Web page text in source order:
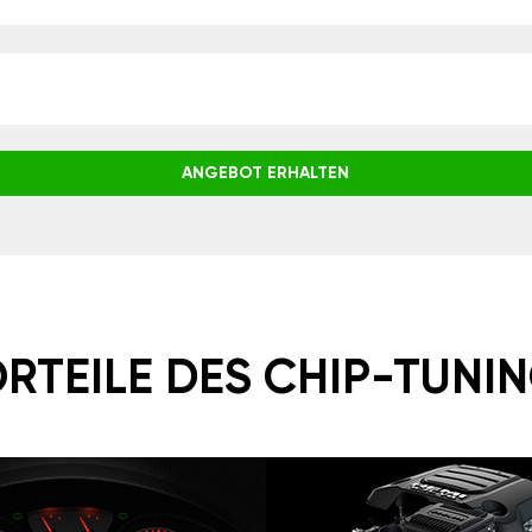
ANGEBOT ERHALTEN
DES CHIP-